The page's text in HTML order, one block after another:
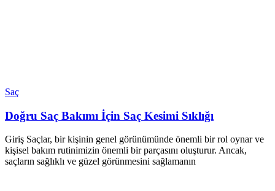
Saç
Doğru Saç Bakımı İçin Saç Kesimi Sıklığı
Giriş Saçlar, bir kişinin genel görünümünde önemli bir rol oynar ve
kişisel bakım rutinimizin önemli bir parçasını oluşturur. Ancak,
saçların sağlıklı ve güzel görünmesini sağlamanın